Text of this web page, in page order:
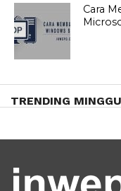
Cara
TRENDING